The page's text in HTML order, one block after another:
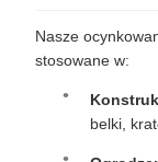
Nasze
stosowane w:
belki,